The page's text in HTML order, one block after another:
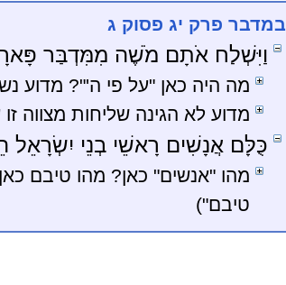
במדבר פרק יג פסוק ג
וַיִּשְׁלַח אֹתָם מֹשֶׁה מִמִּדְבַּר פָּארָן
מה היה כאן "על פי ה'"? מדוע
מדוע לא הגינה שליחות מצווה
כֻּלָּם אֲנָשִׁים רָאשֵׁי בְנֵי יִשְׂרָאֵל
מהו "אנשים" כאן? מהו טיבם
טיבם")